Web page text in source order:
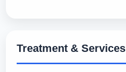
Treatment & Services